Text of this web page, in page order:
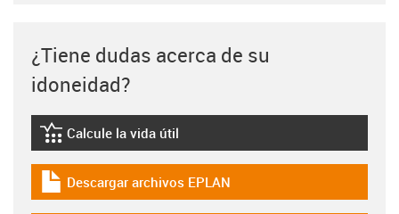
¿Tiene dudas acerca de su
idoneidad?
igus-icon-lebensdauerrechner
Calcule la vida útil
igus-icon-download-plan
Descargar archivos EPLAN